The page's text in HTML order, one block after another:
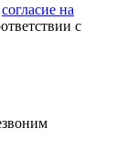
согласие на
с